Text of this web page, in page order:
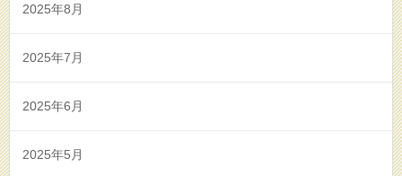
2025年8月
2025年7月
2025年6月
2025年5月